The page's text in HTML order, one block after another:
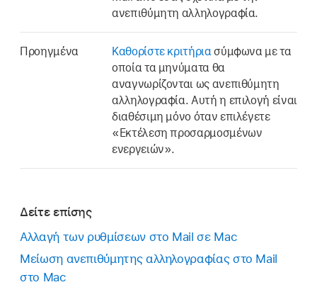
ανεπιθύμητη αλληλογραφία.
Προηγμένα Καθορίστε κριτήρια σύμφωνα με τα
οποία τα μηνύματα θα
αναγνωρίζονται ως ανεπιθύμητη
αλληλογραφία. Αυτή η επιλογή είναι
διαθέσιμη μόνο όταν επιλέγετε
«Εκτέλεση προσαρμοσμένων
ενεργειών».
Δείτε επίσης
Αλλαγή των ρυθμίσεων στο Mail σε Mac
Μείωση ανεπιθύμητης αλληλογραφίας στο Mail
στο Mac